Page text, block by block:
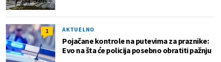
1 AKTUELNO
Pojačane kontrole na putevima za praznike:
Evo na šta će policija posebno obratiti pažnju